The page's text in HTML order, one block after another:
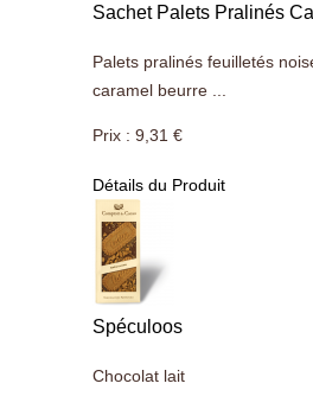
Sachet Palets Pralinés
Palets pralinés feuilletés
caramel beurre ...
Prix : 9,31 €
Détails du Produit
Spéculoos
Chocolat lait